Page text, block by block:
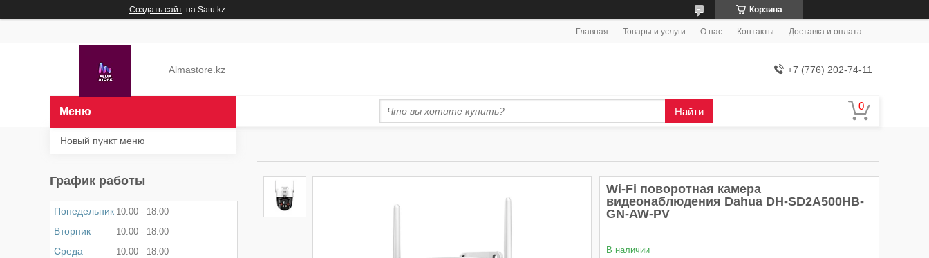
Создать сайт на Satu.kz Корзина
Главная Товары и услуги О нас Контакты Доставка и оплата
Almastore.kz +7 (776) 202-74-11
Найти
Wi-Fi поворотная камера
видеонаблюдения Dahua DH-SD2A500HB-
GN-AW-PV
В наличии
Новый пункт меню
График работы
Понедельник 10:00 18:00
Вторник 10:00 18:00
Среда 10:00 18:00